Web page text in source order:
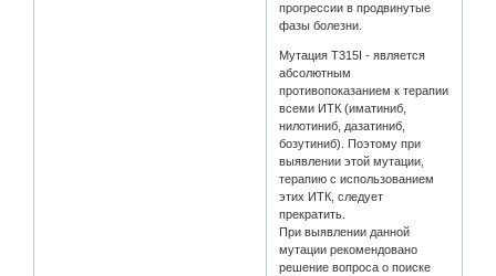
прогрессии в продвинутые
фазы болезни.
Мутация T315I - является
абсолютным
противопоказанием к терапии
всеми ИТК (иматиниб,
нилотиниб, дазатиниб,
бозутиниб). Поэтому при
выявлении этой мутации,
терапию с использованием
этих ИТК, следует
прекратить.
При выявлении данной
мутации рекомендовано
решение вопроса о поиске